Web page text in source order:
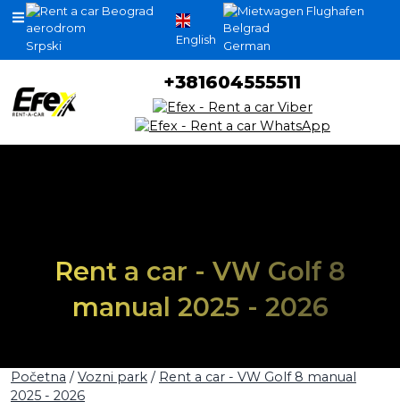
Srpski English German
+381604555511
Rent a car - VW Golf 8
manual 2025 - 2026
Početna / Vozni park / Rent a car - VW Golf 8 manual
2025 - 2026